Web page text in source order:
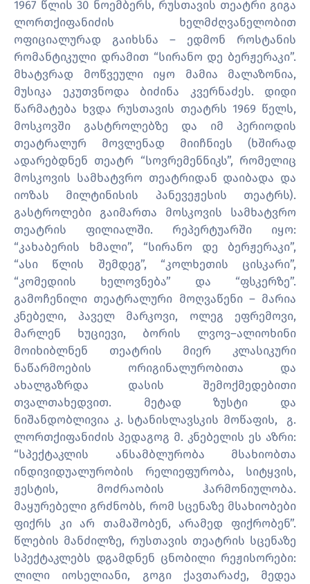
1967 წლის 30 ნოემბერს, რუსთავის თეატრი გიგა
ლორთქიფანიძის ხელმძღვანელობით
ოფიციალურად გაიხსნა – ედმონ როსტანის
რომანტიკული დრამით “სირანო დე ბერჟერაკი”.
მხატვრად მოწვეული იყო მამია მალაზონია,
მუსიკა ეკუთვნოდა ბიძინა კვერნაძეს. დიდი
წარმატება ხვდა რუსთავის თეატრს 1969 წელს,
მოსკოვში გასტროლებზე და იმ პერიოდის
თეატრალურ მოვლენად მიიჩნიეს (ხშირად
ადარებდნენ თეატრ “სოვრემენნიკს”, რომელიც
მოსკოვის სამხატვრო თეატრიდან დაიბადა და
იოზას მილტინისის პანევეჟესის თეატრს).
გასტროლები გაიმართა მოსკოვის სამხატვრო
თეატრის ფილიალში. რეპერტუარში იყო:
“კახაბერის ხმალი”, “სირანო დე ბერჟერაკი”,
“ასი წლის შემდეგ”, “კოლხეთის ცისკარი”,
“კომედიის ხელოვნება” და “ფსკერზე”.
გამოჩენილი თეატრალური მოღვაწენი – მარია
კნებელი, პაველ მარკოვი, ოლეგ ეფრემოვი,
მარლენ ხუციევი, ბორის ლვოვ–ალიოხინი
მოიხიბლნენ თეატრის მიერ კლასიკური
ნაწარმოების ორიგინალურობითა და
ახალგაზრდა დასის შემოქმედებითი
თვალთახედვით. მეტად ზუსტი და
ნიშანდობლივია კ. სტანისლავსკის მოწაფის, გ.
ლორთქიფანიძის პედაგოგ მ. კნებელის ეს აზრი:
“სპექტაკლის ანსამბლურობა მსახიობთა
ინდივიდუალურობის რელიეფურობა, სიტყვის,
ჟესტის, მოძრაობის ჰარმონიულობა.
მაყურებელი გრძნობს, რომ სცენაზე მსახიობები
ფიქრს კი არ თამაშობენ, არამედ ფიქრობენ”.
წლების მანძილზე, რუსთავის თეატრის სცენაზე
სპექტაკლებს დგამდნენ ცნობილი რეჟისორები:
ლილი იოსელიანი, გოგი ქავთარაძე, მედეა